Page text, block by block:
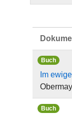
Buch
Im
Buch